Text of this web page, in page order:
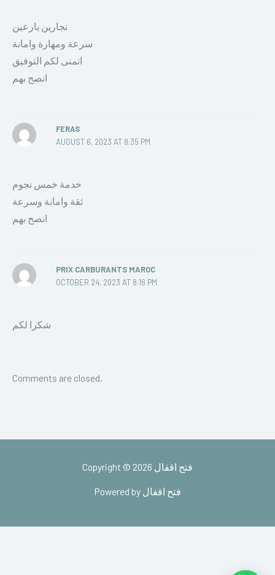
نجارين بارعين
سرعة ومهارة وامانة
اتمنى لكم التوفيق
انصح بهم
FERAS
AUGUST 6, 2023 AT 8:35 PM
خدمة خمس نجوم
ثقة وامانة وسرعة
انصح بهم
PRIX CARBURANTS MAROC
OCTOBER 24, 2023 AT 8:16 PM
شكرا لكم
Comments are closed.
Copyright © 2026 فتح اقفال
Powered by فتح اقفال